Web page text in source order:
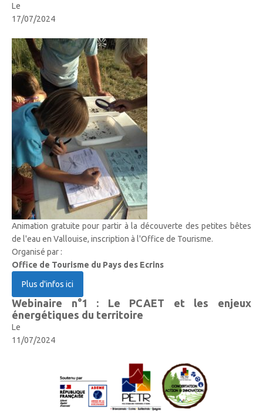
Le
17/07/2024
Animation gratuite pour partir à la découverte des petites bêtes
de l'eau en Vallouise, inscription à l'Office de Tourisme.
Organisé par :
Office de Tourisme du Pays des Ecrins
Plus d'infos ici
Webinaire n°1 : Le PCAET et les enjeux
énergétiques du territoire
Le
11/07/2024